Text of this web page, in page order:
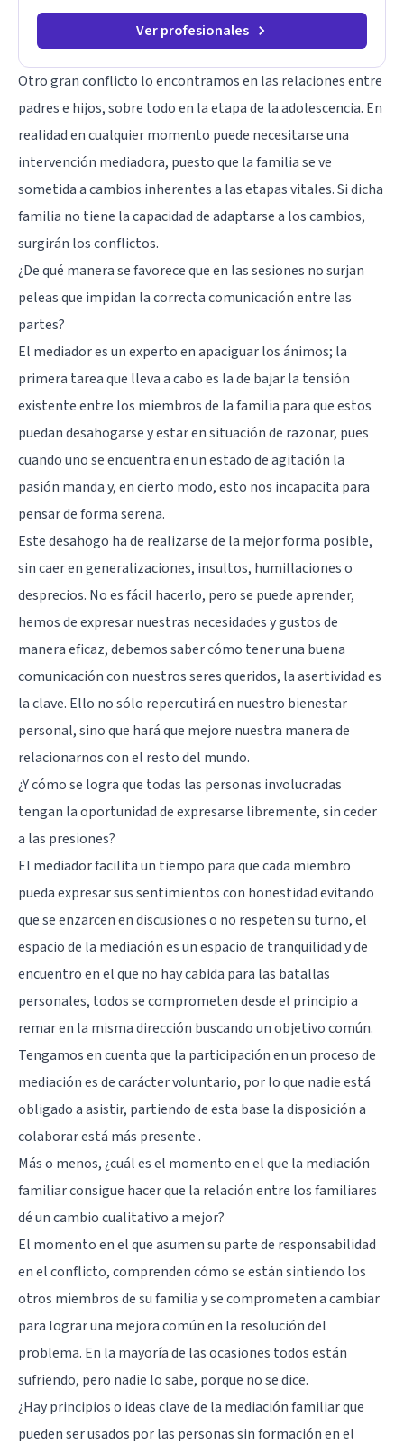
transformación personal y para construir una vida más
auténtica y significativa.Ver profesionales
Otro gran conflicto lo encontramos en las relaciones entre
padres e hijos, sobre todo en la etapa de laadolescencia. En
realidad en cualquier momento puede necesitarse una
intervención mediadora, puesto que la familia se ve
sometida a cambios inherentes a las etapas vitales. Si dicha
familia no tiene la capacidad de adaptarse a los cambios,
surgirán los conflictos.
¿De qué manera se favorece que en las sesiones no surjan
peleas que impidan la correcta comunicación entre las
partes?
El mediador es un experto en apaciguar los ánimos; la
primera tarea que lleva a cabo es la de bajar la tensión
existente entre los miembros de la familia para que estos
puedan desahogarse y estar en situación de razonar, pues
cuando uno se encuentra en un estado de agitación la
pasión manda y, en cierto modo, esto nos incapacita para
pensar de forma serena.
Este desahogo ha de realizarse de la mejor forma posible,
sin caer en generalizaciones, insultos, humillaciones o
desprecios. No es fácil hacerlo, pero se puede aprender,
hemos de expresar nuestras necesidades y gustos de
manera eficaz, debemos saber cómo tener una buena
comunicación con nuestros seres queridos, la asertividad es
la clave. Ello no sólo repercutirá en nuestro bienestar
personal, sino que hará que mejore nuestra manera de
relacionarnos con el resto del mundo.
¿Y cómo se logra que todas las personas involucradas
tengan la oportunidad de expresarse libremente, sin ceder
a las presiones?
El mediador facilita un tiempo para que cada miembro
pueda expresar sus sentimientos con honestidad evitando
que se enzarcen en discusiones o no respeten su turno, el
espacio de la mediación es un espacio de tranquilidad y de
encuentro en el que no hay cabida para las batallas
personales, todos se comprometen desde el principio a
remar en la misma dirección buscando un objetivo común.
Tengamos en cuenta que la participación en un proceso de
mediación es de carácter voluntario, por lo que nadie está
obligado a asistir, partiendo de esta base la disposición a
colaborar está más presente .
Más o menos, ¿cuál es el momento en el que la mediación
familiar consigue hacer que la relación entre los familiares
dé un cambio cualitativo a mejor?
El momento en el que asumen su parte de responsabilidad
en el conflicto, comprenden cómo se están sintiendo los
otros miembros de su familia y se comprometen a cambiar
para lograr una mejora común en la resolución del
problema. En la mayoría de las ocasiones todos están
sufriendo, pero nadie lo sabe, porque no se dice.
¿Hay principios o ideas clave de la mediación familiar que
pueden ser usados por las personas sin formación en el